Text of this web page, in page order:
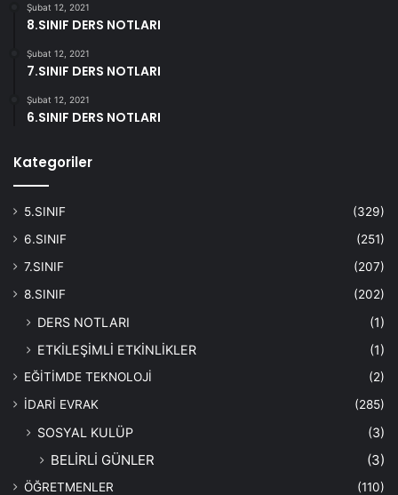
Şubat 12, 2021
8.SINIF DERS NOTLARI
Şubat 12, 2021
7.SINIF DERS NOTLARI
Şubat 12, 2021
6.SINIF DERS NOTLARI
Kategoriler
5.SINIF
(329)
6.SINIF
(251)
7.SINIF
(207)
8.SINIF
(202)
DERS NOTLARI
(1)
ETKİLEŞİMLİ ETKİNLİKLER
(1)
EĞİTİMDE TEKNOLOJİ
(2)
İDARİ EVRAK
(285)
SOSYAL KULÜP (3)
BELİRLİ GÜNLER (3)
ÖĞRETMENLER
(110)